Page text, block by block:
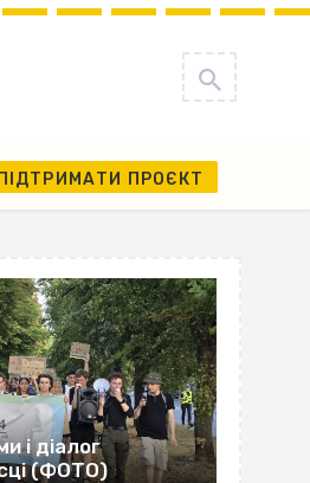
ПІДТРИМАТИ ПРОЄКТ
і діалог
(ФОТО)